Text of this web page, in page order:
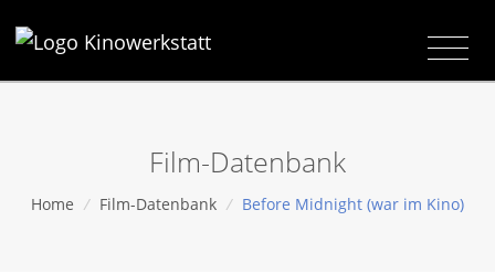
Film-Datenbank
Home / Film-Datenbank / Before Midnight (war im Kino)